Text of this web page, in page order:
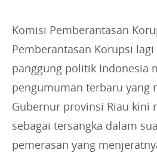
Komisi Pemberantasan
Pemberantasan Korupsi
panggung politik Indonesia
pengumuman terbaru yang
Gubernur provinsi Riau kini
sebagai tersangka dalam
pemerasan yang